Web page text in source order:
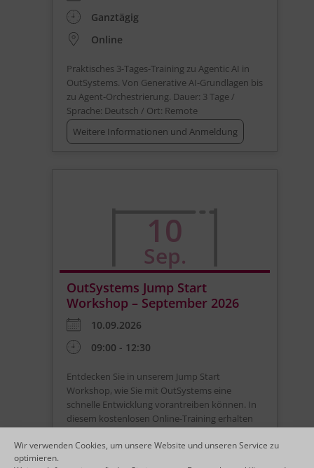
Wir verwenden Cookies, um unsere Website und unseren Service zu
optimieren.
Ganztägig
Online
Praktisches 3-Tages-Training zu Agentic AI in
OutSystems. Von Generative AI-Grundlagen bis
zu Agent-Orchestrierung. Dauer: 3 Tage /
Sprache: Deutsch / Ort: Remote
Weitere Informationen und Anmeldung
10
Sep.
OutSystems Jump Start
Workshop – September 2026
10.09.2026
09:00 - 12:30
Entdecken Sie in unserem Jump Start
Workshop, wie Sie mit OutSystems eine
schnelle Entwicklung vorantreiben können. In
diesem kostenlosen Online-Training erhalten
Code-Plattform und lernen dann, wie Sie damit